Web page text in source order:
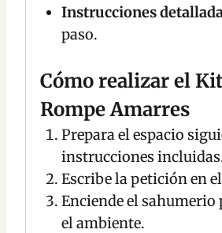
Instrucciones
paso.
Cómo realizar el
Rompe Amarres
Prepara el espacio
instrucciones
Escribe la petición en
Enciende el sahumerio
el ambiente.